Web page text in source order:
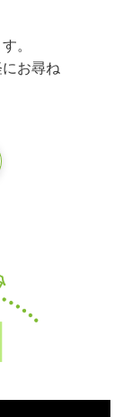
。
お尋ね